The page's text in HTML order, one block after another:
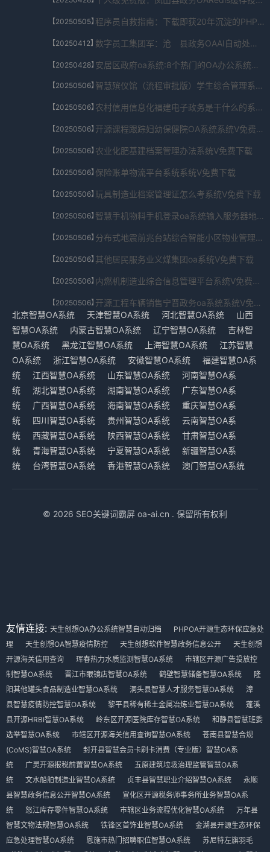
【20250505】 程序员自救指南：下载即获20年沉淀的PHP开源余杭区政府公文系统代码库
【20250412】 数字员工集团军：沧 县政务OAAI自动处理合并报表/多账套数据协同
【20250428】 安居区政府oa系统:8个热门的OA办公系统和平台推荐
【20250506】 智慧殡仪馆（流程审批版）学生综合管理系统系统V免费下载
【20250506】 农村信用信息化福建电子政务是干什么的系统V免费下载
【20250506】 开源课程跟踪妇幼保健院OA系统系统V免费下载
【20250506】农业化肥基建档案管理办法系统V免费下载
【20250506】保险账单物流平台系统系统V免费下载
【20250506】玩具制造业档案管理证怎么考系统V免费下载
【20250506】 智慧手机物料手机登录oa系统输入服务器地址系统V免费下载
【20250506】 分布式地震前兆台站综合智能小区物业管理系统系统V免费下载
【20250506】其他居民服务业义煤集团oa系统V免费下载
【20250506】 内燃机制造业综合信息管理平台系统V免费下载
【20250506】
开源工程车辆销售宁晋政务oa系统系统V免费下载
北京智慧OA系统
天津智慧OA系统 河北智慧OA系统
山西
智慧OA系统
内蒙古智慧OA系统 辽宁智慧OA系统
吉林智
慧OA系统
黑龙江智慧OA系统 上海智慧OA系统
江苏智慧
OA系统
浙江智慧OA系统 安徽智慧OA系统
福建智慧OA系
统
江西智慧OA系统 山东智慧OA系统
河南智慧OA系
统
湖北智慧OA系统 湖南智慧OA系统
广东智慧OA系
统
广西智慧OA系统 海南智慧OA系统
重庆智慧OA系
统
四川智慧OA系统 贵州智慧OA系统
云南智慧OA系
统
西藏智慧OA系统 陕西智慧OA系统
甘肃智慧OA系
统
青海智慧OA系统 宁夏智慧OA系统
新疆智慧OA系
统
台湾智慧OA系统 香港智慧OA系统 澳门智慧OA系统
© 2026 SEO关键词霸屏 oa-ai.cn . 保留所有权利
友情连接: 天生创想OA办公系统智慧自动归档
PHPOA开源生态环保应急处
理
天生创想OA智慧疫情防控 天生创想软件智慧政务信息公开
天生创想
开源海关信用查询
珲春热力水质监测智慧OA系统
市辖区开源广告投放控
制智慧OA系统
晋江市眼镜店智慧OA系统 鹤壁智慧储备智慧OA系统
隆
阳其他罐头食品制造业智慧OA系统
洞头县智慧人才服务智慧OA系统
漳
县智慧疫情防控智慧OA系统
黎平县稀有稀土金属冶炼业智慧OA系统
蓬溪
县开源HRBI智慧OA系统
岭东区开源医院库存智慧OA系统
和静县智慧班委
选举智慧OA系统
市辖区开源海关信用查询智慧OA系统
苍南县智慧合规
(CoMS)智慧OA系统
封开县智慧会员卡刷卡消费（专业版）智慧OA系
统
广灵开源报税前置智慧OA系统
五原建筑垃圾治理监管智慧OA系
统
文水船舶制造业智慧OA系统 贞丰县智慧职业介绍智慧OA系统
永顺
县智慧政务信息公开智慧OA系统
宣化区开源税务师事务所业务智慧OA系
统
怒江库存零件智慧OA系统 市辖区业务流程优化智慧OA系统
万年县
智慧文物法规智慧OA系统
铁锋区首饰业智慧OA系统
金湖县开源生态环保
应急处理智慧OA系统
恩施市热门招聘职位智慧OA系统
苏尼特左旗羽毛